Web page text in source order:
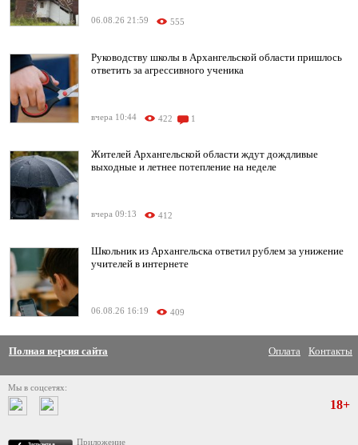
06.08.26 21:59 555
Руководству школы в Архангельской области пришлось
ответить за агрессивного ученика
вчера 10:44 422 1
Жителей Архангельской области ждут дождливые
выходные и летнее потепление на неделе
вчера 09:13 412
Школьник из Архангельска ответил рублем за унижение
учителей в интернете
06.08.26 16:19 409
Полная версия сайта Оплата Контакты
Мы в соцсетях:
Приложение
18+